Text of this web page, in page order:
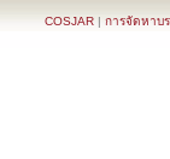
COSJAR | การจัดหาบ